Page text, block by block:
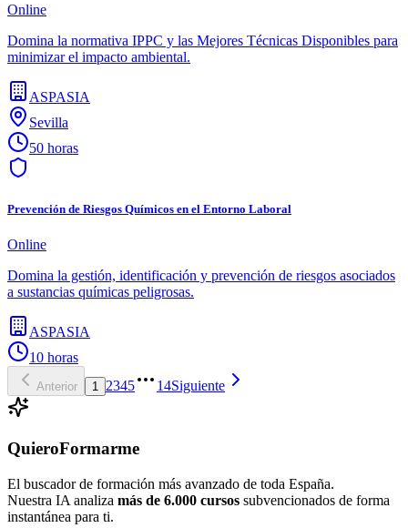
Online
Domina la normativa IPPC y las Mejores Técnicas Disponibles para
minimizar el impacto ambiental.
ASPASIA
Sevilla
50 horas
Prevención de Riesgos Químicos en el Entorno Laboral
Online
Domina la gestión, identificación y prevención de riesgos asociados
a sustancias químicas peligrosas.
ASPASIA
10 horas
Anterior 1 2345 14Siguiente
QuieroFormarme
El buscador de formación más avanzado de toda España.
Nuestra IA analiza más de 6.000 cursos subvencionados de forma
instantánea para ti.